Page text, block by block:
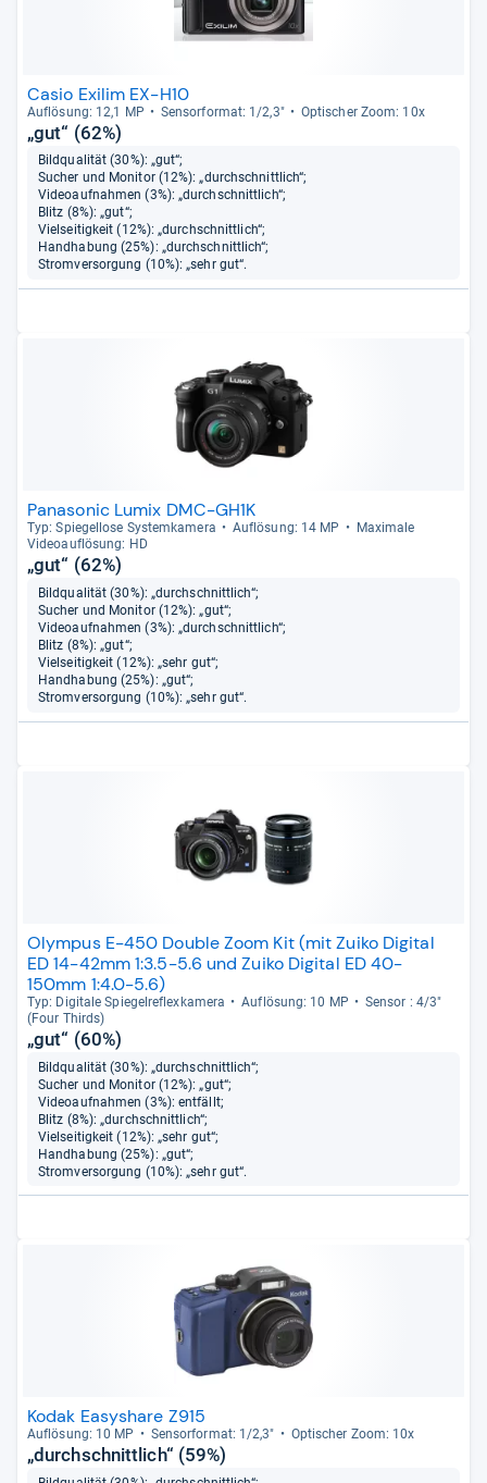
Casio Exilim EX-H10
Auf­lö­sung: 12,1 MP Sen­sor­for­mat: 1/2,3" Opti­scher Zoom: 10x
„gut“ (62%)
Bildqualität (30%): „gut“;
Sucher und Monitor (12%): „durchschnittlich“;
Videoaufnahmen (3%): „durchschnittlich“;
Blitz (8%): „gut“;
Vielseitigkeit (12%): „durchschnittlich“;
Handhabung (25%): „durchschnittlich“;
Stromversorgung (10%): „sehr gut“.
Panasonic Lumix DMC-GH1K
Typ: Spie­gel­lose Sys­tem­ka­mera Auf­lö­sung: 14 MP
Maxi­male
Videoauf­lö­sung: HD
„gut“ (62%)
Bildqualität (30%): „durchschnittlich“;
Sucher und Monitor (12%): „gut“;
Videoaufnahmen (3%): „durchschnittlich“;
Blitz (8%): „gut“;
Vielseitigkeit (12%): „sehr gut“;
Handhabung (25%): „gut“;
Stromversorgung (10%): „sehr gut“.
Olympus E-450 Double Zoom Kit (mit Zuiko Digital
ED 14-42mm 1:3.5-5.6 und Zuiko Digital ED 40-
150mm 1:4.0-5.6)
Typ: Digi­tale Spie­gel­re­flex­ka­mera Auf­lö­sung: 10 MP
Sen­sor : 4/3"
(Four Thirds)
„gut“ (60%)
Bildqualität (30%): „durchschnittlich“;
Sucher und Monitor (12%): „gut“;
Videoaufnahmen (3%): entfällt;
Blitz (8%): „durchschnittlich“;
Vielseitigkeit (12%): „sehr gut“;
Handhabung (25%): „gut“;
Stromversorgung (10%): „sehr gut“.
Kodak Easyshare Z915
Auf­lö­sung: 10 MP Sen­sor­for­mat: 1/2,3" Opti­scher Zoom: 10x
„durchschnittlich“ (59%)